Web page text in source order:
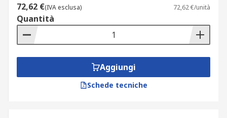
72,62 €(IVA esclusa) 72,62 €/unità
Quantità
Aggiungi
Schede tecniche